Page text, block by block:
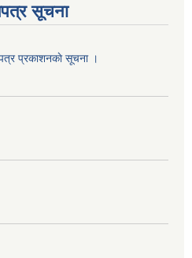
सूचना
प्रकाशनकाे सूचना ।